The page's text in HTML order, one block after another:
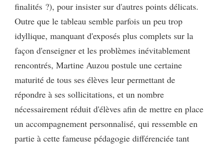
finalités ?), pour insister sur d'autres points délicats.
Outre que le tableau semble parfois un peu trop
idyllique, manquant d'exposés plus complets sur la
façon d'enseigner et les problèmes inévitablement
rencontrés, Martine Auzou postule une certaine
maturité de tous ses élèves leur permettant de
répondre à ses sollicitations, et un nombre
nécessairement réduit d'élèves afin de mettre en place
un accompagnement personnalisé, qui ressemble en
partie à cette fameuse pédagogie différenciée tant